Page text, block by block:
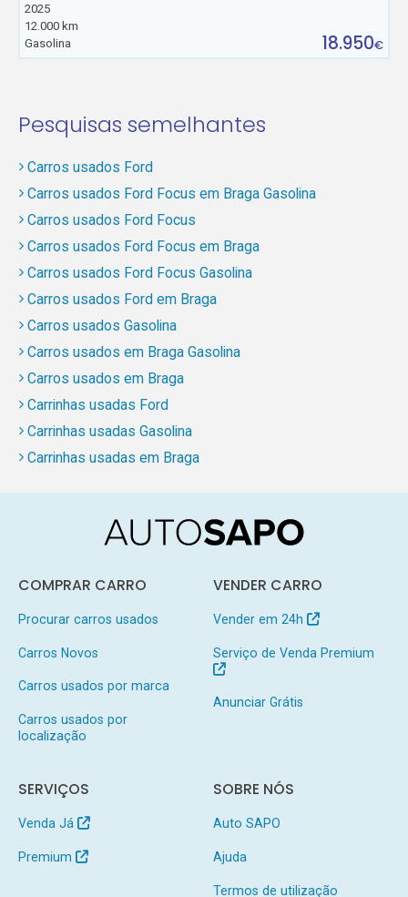
2025
12.000 km
Gasolina
18.950€
Pesquisas semelhantes
Carros usados Ford
Carros usados Ford Focus em Braga Gasolina
Carros usados Ford Focus
Carros usados Ford Focus em Braga
Carros usados Ford Focus Gasolina
Carros usados Ford em Braga
Carros usados Gasolina
Carros usados em Braga Gasolina
Carros usados em Braga
Carrinhas usadas Ford
Carrinhas usadas Gasolina
Carrinhas usadas em Braga
COMPRAR CARRO
Procurar carros usados
Carros Novos
Carros usados por marca
Carros usados por
localização
VENDER CARRO
Vender em 24h
Serviço de Venda Premium
Anunciar Grátis
SERVIÇOS
Venda Já
Premium
SOBRE NÓS
Auto SAPO
Ajuda
Termos de utilização